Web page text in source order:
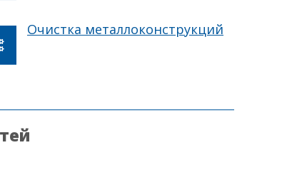
Очистка металлоконструкций